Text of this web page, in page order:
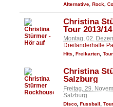
Alternative Rock
Christina
Tour 2013/14
Montag, 02.
Dreiländerhalle
Hits, Freikarten, Tour
Christina
Salzburg
Freitag, 29.
Salzburg
Disco Fussball Tour